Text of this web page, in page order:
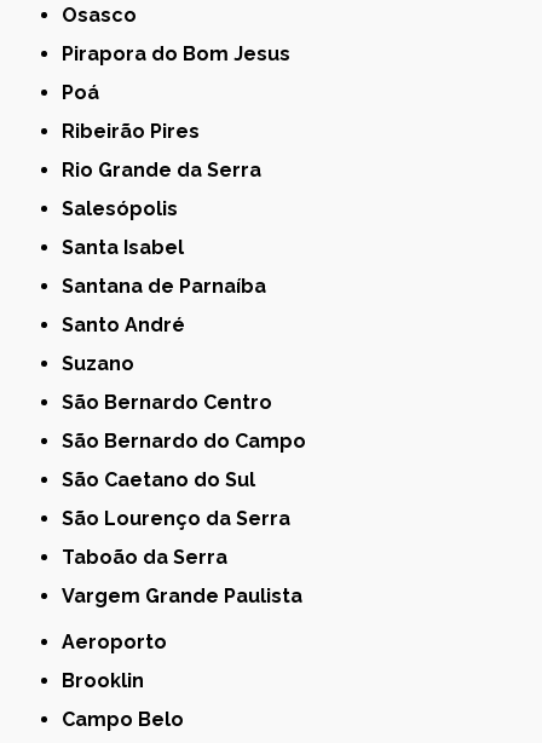
Osasco
Pirapora do Bom Jesus
Poá
Ribeirão Pires
Rio Grande da Serra
Salesópolis
Santa Isabel
Santana de Parnaíba
Santo André
Suzano
São Bernardo Centro
São Bernardo do Campo
São Caetano do Sul
São Lourenço da Serra
Taboão da Serra
Vargem Grande Paulista
Aeroporto
Brooklin
Campo Belo